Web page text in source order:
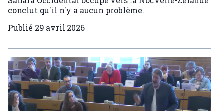
conclut qu'il n'y a aucun problème.
Publié 29 avril 2026